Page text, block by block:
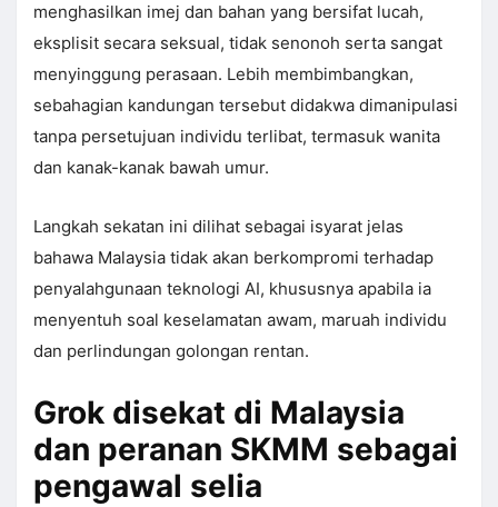
menghasilkan imej dan bahan yang bersifat lucah,
eksplisit secara seksual, tidak senonoh serta sangat
menyinggung perasaan. Lebih membimbangkan,
sebahagian kandungan tersebut didakwa dimanipulasi
tanpa persetujuan individu terlibat, termasuk wanita
dan kanak-kanak bawah umur.
Langkah sekatan ini dilihat sebagai isyarat jelas
bahawa Malaysia tidak akan berkompromi terhadap
penyalahgunaan teknologi AI, khususnya apabila ia
menyentuh soal keselamatan awam, maruah individu
dan perlindungan golongan rentan.
Grok disekat di Malaysia
dan peranan SKMM sebagai
pengawal selia